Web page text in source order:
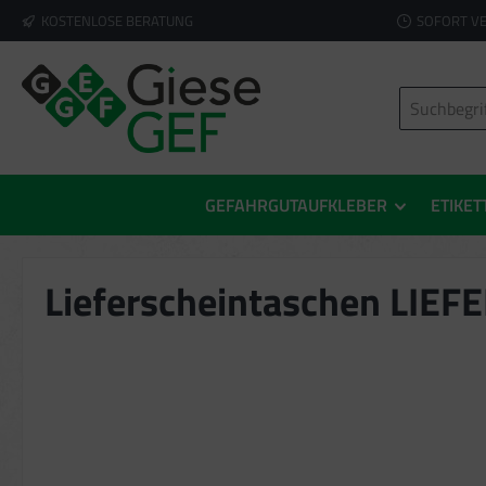
Zur Hauptnavigation springen
KOSTENLOSE BERATUNG SOFORT
GEFAHRGUTAUFKLEBER
Lieferscheintaschen